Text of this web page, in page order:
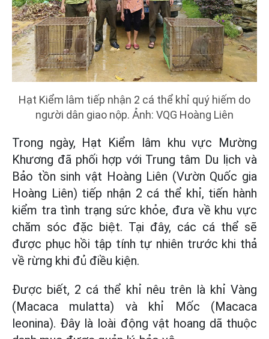
Hạt Kiểm lâm tiếp nhận 2 cá thể khỉ quý hiếm do
người dân giao nộp. Ảnh: VQG Hoàng Liên
Trong ngày, Hạt Kiểm lâm khu vực Mường
Khương đã phối hợp với Trung tâm Du lịch và
Bảo tồn sinh vật Hoàng Liên (Vườn Quốc gia
Hoàng Liên) tiếp nhận 2 cá thể khỉ, tiến hành
kiểm tra tình trạng sức khỏe, đưa về khu vực
chăm sóc đặc biệt. Tại đây, các cá thể sẽ
được phục hồi tập tính tự nhiên trước khi thả
về rừng khi đủ điều kiện.
Được biết, 2 cá thể khỉ nêu trên là khỉ Vàng
(Macaca mulatta) và khỉ Mốc (Macaca
leonina). Đây là loài động vật hoang dã thuộc